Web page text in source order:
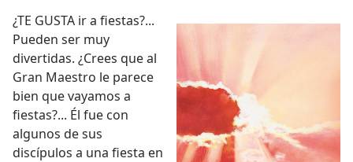
¿TE GUSTA ir a fiestas?...
Pueden ser muy
divertidas. ¿Crees que al
Gran Maestro le parece
bien que vayamos a
fiestas?... Él fue con
algunos de sus
discípulos a una fiesta en